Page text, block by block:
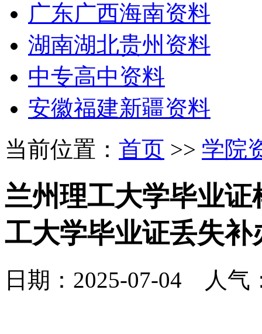
广东广西海南资料
湖南湖北贵州资料
中专高中资料
安徽福建新疆资料
当前位置： 首页 >> 学院
兰州理工大学毕业
工大学毕业证丢失补
日期：2025-07-04 人气